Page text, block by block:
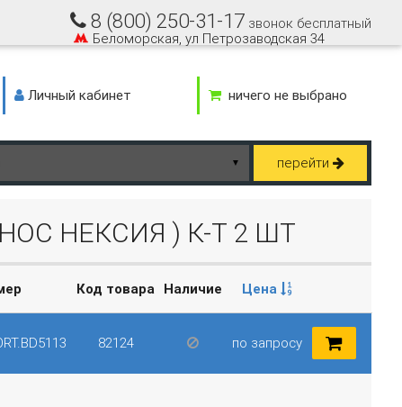
8 (800) 250-31-17 звонок бесплатный
Беломорская, ул Петрозаводская 34
Личный кабинет
ничего не выбрано
▼ перейти
НЕКСИЯ ) К-Т 2 ШТ
Код товара Наличие Цена
82124 по запросу